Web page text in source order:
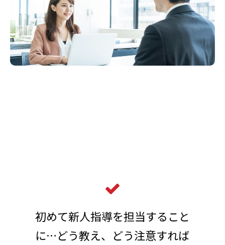
初めて新人指導を担当すること
に…どう教え、どう注意すれば